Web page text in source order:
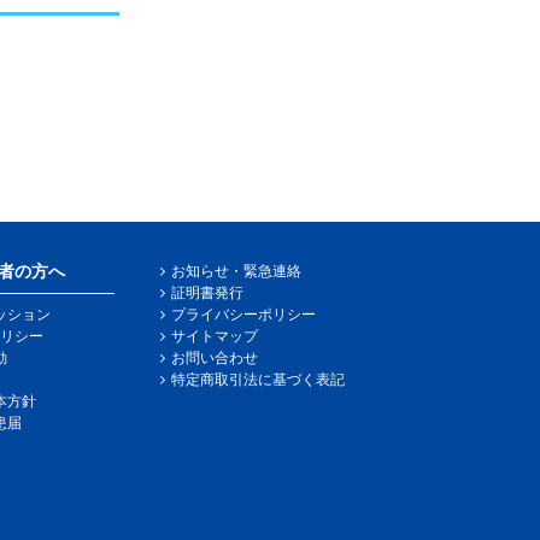
の方へ
ション
シー
方針
届
お知らせ・緊急連絡
証明書発行
プライバシーポリシー
サイトマップ
お問い合わせ
特定商取引法に基づく表記